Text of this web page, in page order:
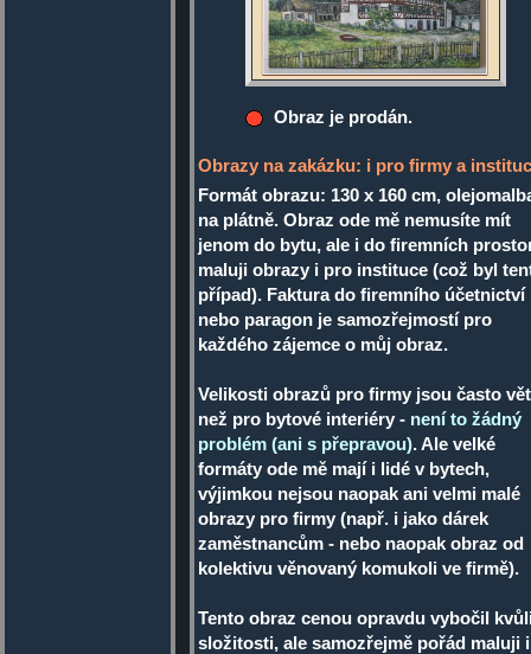
Obraz je prodán.
Obrazy na zakázku: i pro firmy a
Formát obrazu: 130 x 160 cm,
na plátně. Obraz ode mě nemusíte mít
jenom do bytu, ale i do firemních
maluji obrazy i pro instituce (což byl
případ). Faktura do firemního účetnictví
nebo paragon je samozřejmostí pro
každého zájemce o můj obraz.
Velikosti obrazů pro firmy jsou často
než pro bytové interiéry - není to žádný
problém (ani s přepravou). Ale velké
formáty ode mě mají i lidé v bytech,
výjimkou nejsou naopak ani velmi malé
obrazy pro firmy (např. i jako dárek
zaměstnancům - nebo naopak obraz od
kolektivu věnovaný komukoli ve firmě).
Tento obraz cenou opravdu vybočil
složitosti, ale samozřejmě pořád maluji i